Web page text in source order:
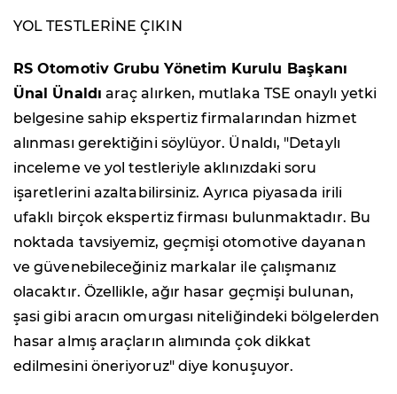
YOL TESTLERİNE ÇIKIN
RS Otomotiv Grubu Yönetim Kurulu Başkanı
Ünal Ünaldı araç alırken, mutlaka TSE onaylı yetki
belgesine sahip ekspertiz firmalarından hizmet
alınması gerektiğini söylüyor. Ünaldı, "Detaylı
inceleme ve yol testleriyle aklınızdaki soru
işaretlerini azaltabilirsiniz. Ayrıca piyasada irili
ufaklı birçok ekspertiz firması bulunmaktadır. Bu
noktada tavsiyemiz, geçmişi otomotive dayanan
ve güvenebileceğiniz markalar ile çalışmanız
olacaktır. Özellikle, ağır hasar geçmişi bulunan,
şasi gibi aracın omurgası niteliğindeki bölgelerden
hasar almış araçların alımında çok dikkat
edilmesini öneriyoruz" diye konuşuyor.